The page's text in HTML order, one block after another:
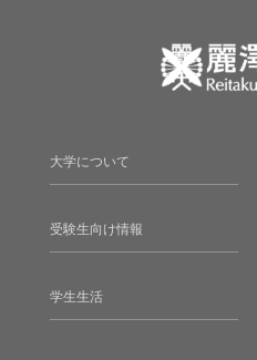
大学について
受験生向け情報
学生生活